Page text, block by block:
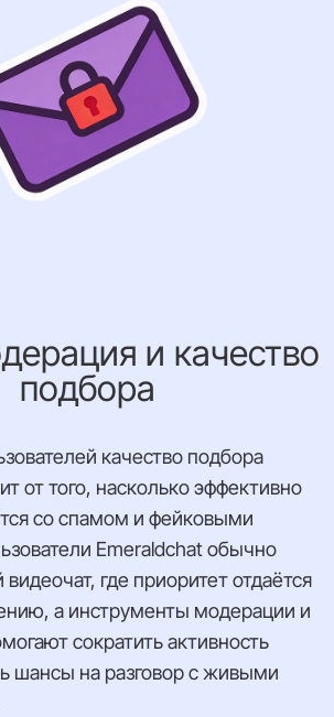
и качество
подбора
качество подбора
от того, насколько эффективно
со спамом и фейковыми
Emeraldchat обычно
где приоритет отдаётся
а инструменты модерации и
сократить активность
шансы на разговор с живыми